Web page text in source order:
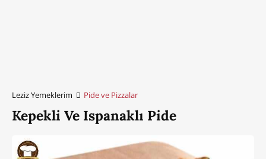
Leziz Yemeklerim Pide ve Pizzalar
Kepekli Ve Ispanaklı Pide